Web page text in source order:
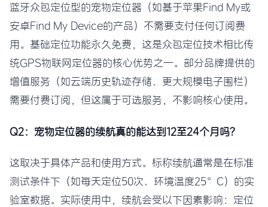
蓝牙众包定位型的宠物定位器（如基于苹果Find My或
安卓Find My Device的产品）不需要支付任何订阅费
用。基础定位功能永久免费，这是众包定位技术相比传
统GPS物联网定位器的核心优势之一。部分品牌提供的
增值服务（如云端历史轨迹存储、更大规模电子围栏）
需要付费订阅，但这属于可选服务，不影响核心使用。
Q2：宠物定位器的续航真的能达到12至24个月吗？
这取决于具体产品和使用方式。标称续航通常是在标准
测试条件下（如每天定位50次、环境温度25°C）的实
验室数据。实际使用中，续航会受以下因素影响：定位